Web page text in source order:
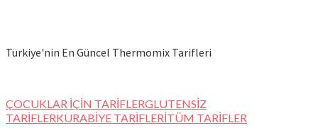
Türkiye'nin En Güncel Thermomix Tarifleri
ÇOCUKLAR İÇİN TARİFLERGLUTENSİZ
TARİFLERKURABİYE TARİFLERİTÜM TARİFLER